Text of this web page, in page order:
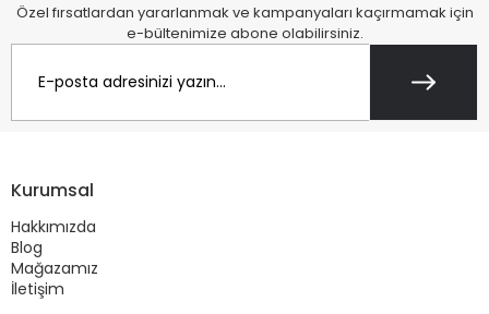
Özel fırsatlardan yararlanmak ve kampanyaları kaçırmamak için
e-bültenimize abone olabilirsiniz.
Kurumsal
Hakkımızda
Blog
Mağazamız
İletişim